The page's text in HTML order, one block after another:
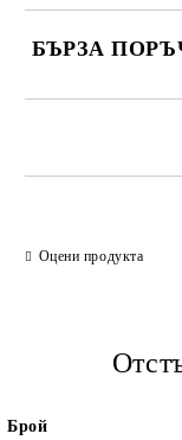
БЪРЗА
Оцени продукта
Брой